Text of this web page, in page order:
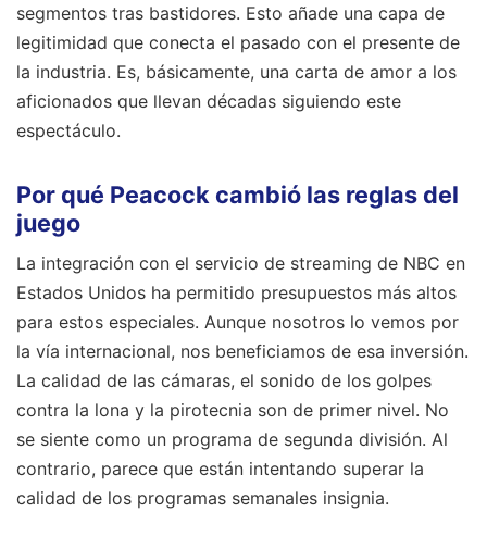
segmentos tras bastidores. Esto añade una capa de
legitimidad que conecta el pasado con el presente de
la industria. Es, básicamente, una carta de amor a los
aficionados que llevan décadas siguiendo este
espectáculo.
Por qué Peacock cambió las reglas del
juego
La integración con el servicio de streaming de NBC en
Estados Unidos ha permitido presupuestos más altos
para estos especiales. Aunque nosotros lo vemos por
la vía internacional, nos beneficiamos de esa inversión.
La calidad de las cámaras, el sonido de los golpes
contra la lona y la pirotecnia son de primer nivel. No
se siente como un programa de segunda división. Al
contrario, parece que están intentando superar la
calidad de los programas semanales insignia.